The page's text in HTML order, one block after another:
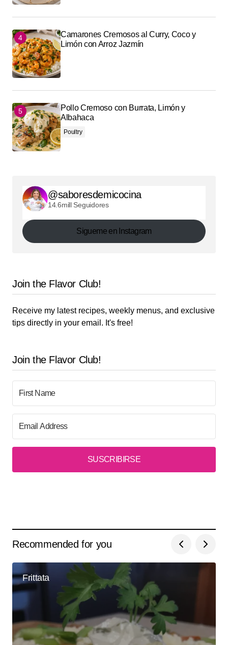
Camarones Cremosos al Curry, Coco y
Limón con Arroz Jazmín
Pollo Cremoso con Burrata, Limón y
Albahaca
Poultry
@saboresdemicocina
14.6mill Seguidores
Sigueme en Instagram
Join the Flavor Club!
Receive my latest recipes, weekly menus, and exclusive
tips directly in your email. It's free!
Join the Flavor Club!
SUSCRIBIRSE
Recommended for you
Frittata